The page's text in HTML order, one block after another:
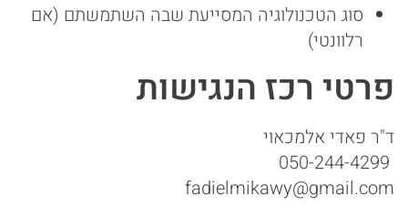
סוג הטכנולוגיה המסייעת שבה השתמשתם (אם
רלוונטי)
פרטי רכז הנגישות
ד"ר פאדי אלמכאוי
fadielmikawy@gmail.com